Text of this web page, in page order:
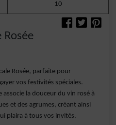
10
Rosée
Rosée, parfaite pour
vos festivités spéciales.
associe la douceur du vin rosé à
et des agrumes, créant ainsi
plaira à tous vos invités.